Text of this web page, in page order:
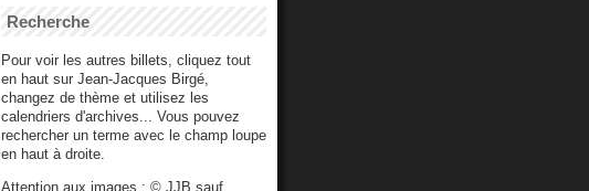
Recherche
Pour voir les autres billets, cliquez tout
en haut sur Jean-Jacques Birgé,
changez de thème et utilisez les
calendriers d'archives... Vous pouvez
rechercher un terme avec le champ loupe
en haut à droite.
Attention aux images : © JJB sauf